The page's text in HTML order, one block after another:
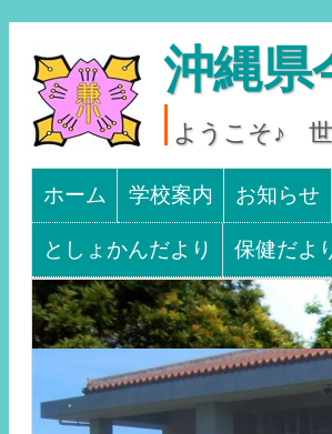
沖縄県
ようこそ♪ 世
Main menu
SKIP TO CONTENT
ホーム 学校案内 お知らせ
としょかんだより 保健だよ